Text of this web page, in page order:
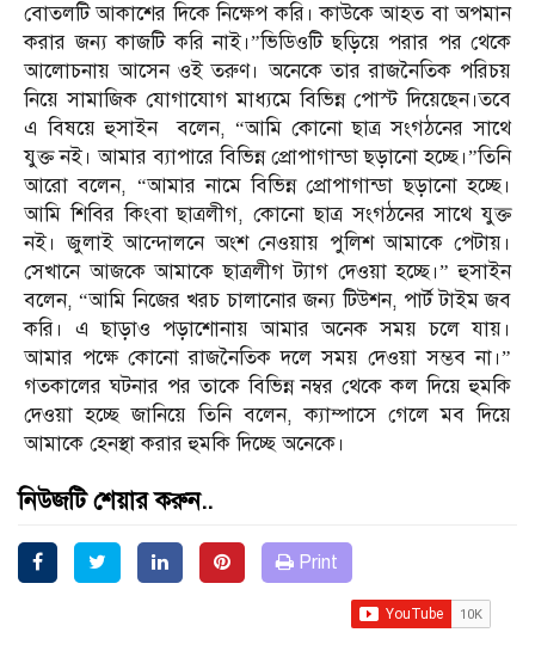
বোতলটি আকাশের দিকে নিক্ষেপ করি। কাউকে আহত বা অপমান
করার জন্য কাজটি করি নাই।”ভিডিওটি ছড়িয়ে পরার পর থেকে
আলোচনায় আসেন ওই তরুণ। অনেকে তার রাজনৈতিক পরিচয়
নিয়ে সামাজিক যোগাযোগ মাধ্যমে বিভিন্ন পোস্ট দিয়েছেন।তবে
এ বিষয়ে হুসাইন বলেন, “আমি কোনো ছাত্র সংগঠনের সাথে
যুক্ত নই। আমার ব্যাপারে বিভিন্ন প্রোপাগান্ডা ছড়ানো হচ্ছে।”তিনি
আরো বলেন, “আমার নামে বিভিন্ন প্রোপাগান্ডা ছড়ানো হচ্ছে।
আমি শিবির কিংবা ছাত্রলীগ, কোনো ছাত্র সংগঠনের সাথে যুক্ত
নই। জুলাই আন্দোলনে অংশ নেওয়ায় পুলিশ আমাকে পেটায়।
সেখানে আজকে আমাকে ছাত্রলীগ ট্যাগ দেওয়া হচ্ছে।” হুসাইন
বলেন, “আমি নিজের খরচ চালানোর জন্য টিউশন, পার্ট টাইম জব
করি। এ ছাড়াও পড়াশোনায় আমার অনেক সময় চলে যায়।
আমার পক্ষে কোনো রাজনৈতিক দলে সময় দেওয়া সম্ভব না।”
গতকালের ঘটনার পর তাকে বিভিন্ন নম্বর থেকে কল দিয়ে হুমকি
দেওয়া হচ্ছে জানিয়ে তিনি বলেন, ক্যাম্পাসে গেলে মব দিয়ে
আমাকে হেনস্থা করার হুমকি দিচ্ছে অনেকে।
নিউজটি শেয়ার করুন..
Print